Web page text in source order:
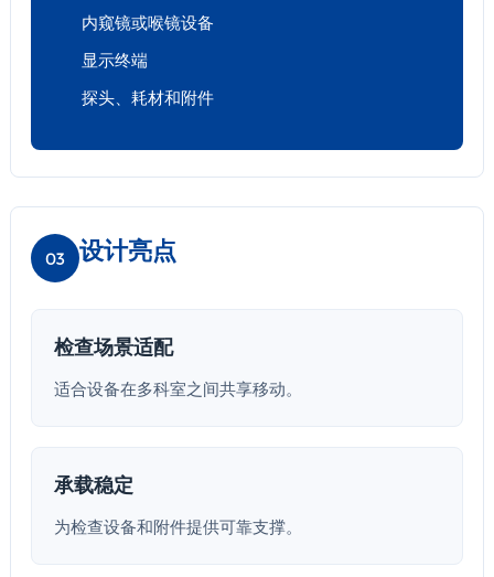
内窥镜或喉镜设备
显示终端
探头、耗材和附件
03 设计亮点
检查场景适配
适合设备在多科室之间共享移动。
承载稳定
为检查设备和附件提供可靠支撑。